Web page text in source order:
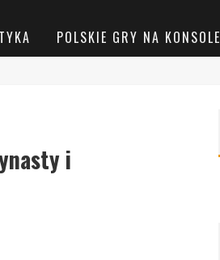
POLSKIE GRY NA KONSOLE
i